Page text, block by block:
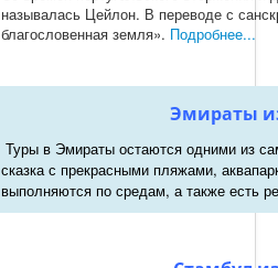
называлась Цейлон. В переводе с
благословенная земля». Подробнее...
Эмираты
Туры в Эмираты остаются одними из
сказка с прекрасными пляжами,
выполняются по средам, а также есть